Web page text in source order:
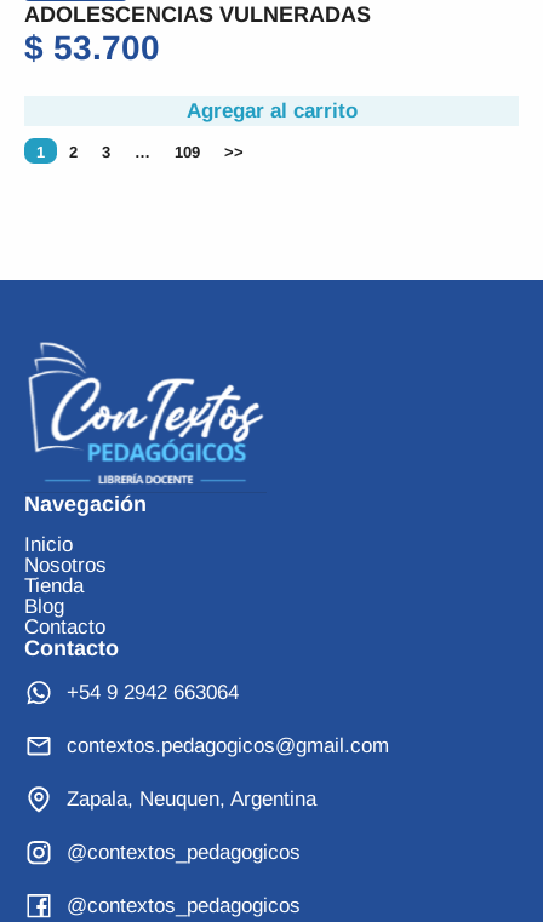
ADOLESCENCIAS VULNERADAS
$ 53.700
Agregar al carrito
1 2 3 … 109 >>
Navegación
Inicio
Nosotros
Tienda
Blog
Contacto
Contacto
+54 9 2942 663064
contextos.pedagogicos@gmail.com
Zapala, Neuquen, Argentina
@contextos_pedagogicos
@contextos_pedagogicos